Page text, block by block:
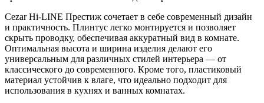
Cezar Hi-LINE Престиж сочетает в себе современный дизайн
и практичность. Плинтус легко монтируется и позволяет
скрыть проводку, обеспечивая аккуратный вид в комнате.
Оптимальная высота и ширина изделия делают его
универсальным для различных стилей интерьера — от
классического до современного. Кроме того, пластиковый
материал устойчив к влаге, что идеально подходит для
использования в кухнях и ванных комнатах.